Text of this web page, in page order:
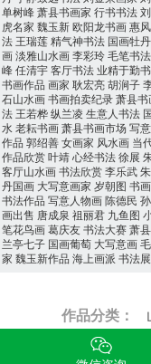
单树峰萧县书画家 行书书法
虎名家 魏玉新欧阳龙书画惠
法 王瑞莲精气神书法 国画牡
画淡雅山水画李彩玲毛笔书法
峰任清宇客厅书法业精于勤
书画作品 画家 耿宏亮胡涧子
石山水画书画拍卖纪录萧县
法 王若桦纵兰凌 生意人书法
水 老耘书画萧县书画市场 写
作品 郭绍善女画家 风水画 当
作品欣赏叶靖心经书法徐展
客厅山水画书法欣赏李乐武
丹国画 大写意画家 岁朝图 书
书法作品 写意人物画陈德民
画出售 唐成泉 祖丽君 九鱼图
笔花鸟画葛庆友书法大赛萧
兰亭七子 国画葡萄 大写意画
家 魏玉新作品 海上画派 书法展
作品分类：
萧县书画